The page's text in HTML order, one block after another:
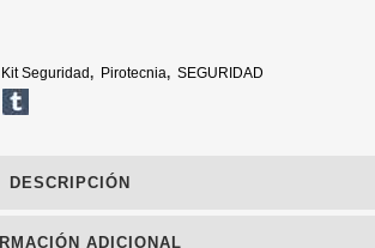
Kit Seguridad, Pirotecnia, SEGURIDAD
DESCRIPCIÓN
ADICIONAL